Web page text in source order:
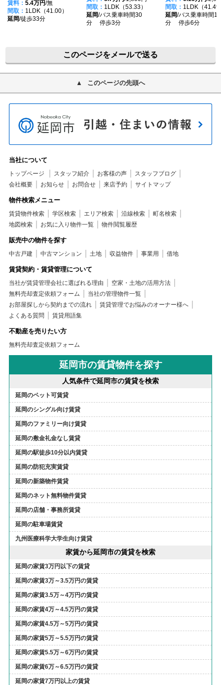
賃料： 5.4万円/無
間取： 1LDK（41.00）
延岡/徒歩33分
間取： 1LDK（53.33）
延岡/バス乗車時間30
分 停歩3分
間取： 1LDK（41.49
延岡/バス乗車時間15
分 停歩6分
このページをメールで送る
このページの先頭へ
当社について
トップページ スタッフ紹介 お客様の声
スタッフブログ
会社概要
お知らせ お問合せ 来店予約 サイトマップ
物件検索メニュー
賃貸物件検索 学区検索 エリア検索 沿線検索
町名検索
地図検索
お気に入り物件一覧 物件閲覧履歴
販売中の物件を探す
中古戸建 中古マンション 土地 収益物件 事業用 借地
賃貸契約・賃貸管理について
当社が賃貸管理会社に選ばれる理由
空家・土地の活用方法
無料売却査定依頼フォーム
当社の管理物件一覧
お部屋探しから契約までの流れ
賃貸管理でお悩みのオーナー様へ
よくある質問
賃貸用語集
不動産を売りたい方
無料売却査定依頼フォーム
延岡市の賃貸物件を探す
人気条件で延岡市の賃貸を検索
延岡のペット可賃貸
延岡のシングル向け賃貸
延岡のファミリー向け賃貸
延岡の敷金礼金なし賃貸
延岡の駅徒歩10分以内賃貸
延岡の防犯充実賃貸
延岡の新築物件賃貸
延岡のネット無料物件賃貸
延岡の店舗・事務所賃貸
延岡の駐車場賃貸
九州医療科学大学生向け賃貸
家賃から延岡市の賃貸を検索
延岡の家賃3万円以下の賃貸
延岡の家賃3万～3.5万円の賃貸
延岡の家賃3.5万～4万円の賃貸
延岡の家賃4万～4.5万円の賃貸
延岡の家賃4.5万～5万円の賃貸
延岡の家賃5万～5.5万円の賃貸
延岡の家賃5.5万～6万円の賃貸
延岡の家賃6万～6.5万円の賃貸
延岡の家賃7万円以上の賃貸